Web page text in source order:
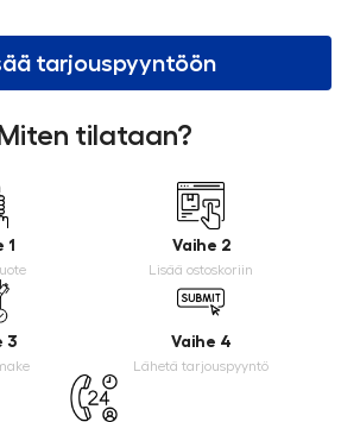
tarjouspyyntöön
Miten tilataan?
1 Vaihe 2
Lisää ostoskoriin
3 Vaihe 4
Lähetä tarjouspyyntö